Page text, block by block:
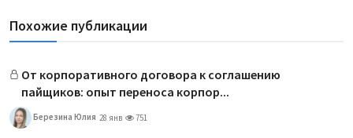
Похожие публикации
От корпоративного договора к соглашению
пайщиков: опыт переноса корпор...
Березина Юлия 28 янв 751